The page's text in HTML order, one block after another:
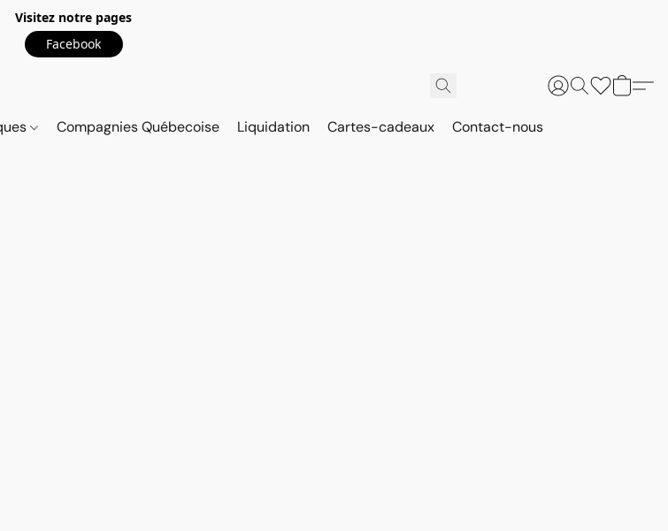
Visitez notre pages
Facebook
Compagnies Québecoise Liquidation Cartes-cadeaux Contact-nous